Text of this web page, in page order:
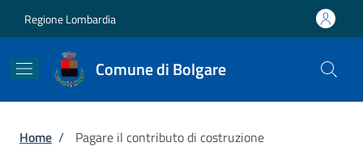
Regione Lombardia
Comune di Bolgare
Briciole di pane
Home / Pagare il contributo di costruzione